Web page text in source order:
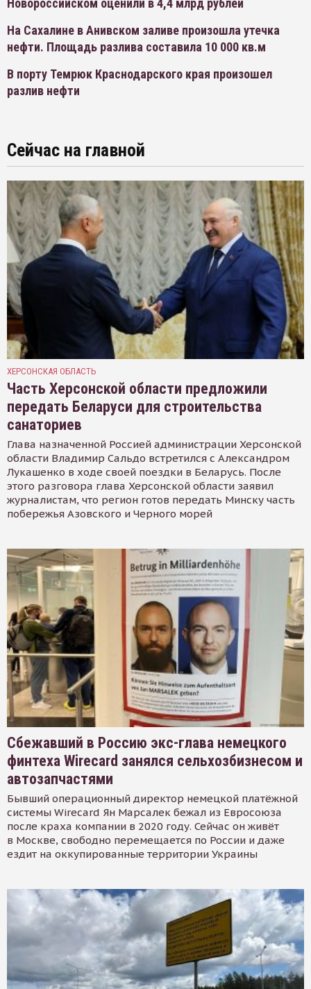
Новороссийском оценили в 4,4 млрд рублей
На Сахалине в Анивском заливе произошла утечка
нефти. Площадь разлива составила 10 000 кв.м
В порту Темрюк Краснодарского края произошел
разлив нефти
Сейчас на главной
ХЕРСОНСКАЯ ОБЛАСТЬ
Часть Херсонской области предложили
передать Беларуси для строительства
санаториев
Глава назначенной Россией администрации Херсонской
области Владимир Сальдо встретился с Александром
Лукашенко в ходе своей поездки в Беларусь. После
этого разговора глава Херсонской области заявил
журналистам, что регион готов передать Минску часть
побережья Азовского и Черного морей
Сбежавший в Россию экс-глава немецкого
финтеха Wirecard занялся сельхозбизнесом и
автозапчастями
Бывший операционный директор немецкой платёжной
системы Wirecard Ян Марсалек бежал из Евросоюза
после краха компании в 2020 году. Сейчас он живёт
в Москве, свободно перемещается по России и даже
ездит на оккупированные территории Украины